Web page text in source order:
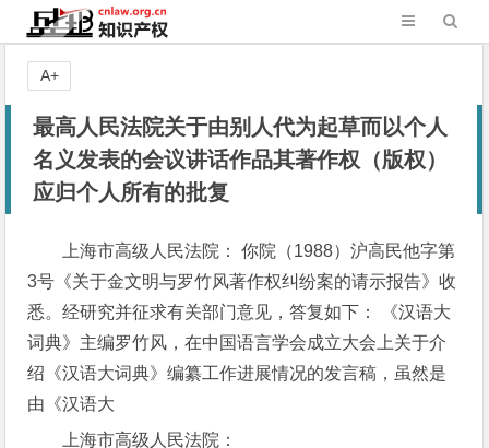
最高人民法院关于由别人代为起草而以个人
名义发表的会议讲话作品其著作权（版权）
应归个人所有的批复
上海市高级人民法院： 你院（1988）沪高民他字第
3号《关于金文明与罗竹风著作权纠纷案的请示报告》收
悉。经研究并征求有关部门意见，答复如下： 《汉语大
词典》主编罗竹风，在中国语言学会成立大会上关于介
绍《汉语大词典》编纂工作进展情况的发言稿，虽然是
由《汉语大
上海市高级人民法院：
A+